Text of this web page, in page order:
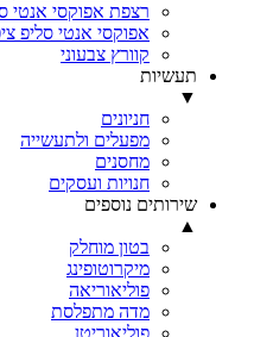
רצפת אפוקסי אנטי
אפוקסי אנטי סליפ
קוורץ צבעוני
תעשיות
▼
חניונים
מפעלים ולתעשייה
מחסנים
חנויות ועסקים
שירותים נוספים
▲
בטון מוחלק
מיקרוטופינג
פוליאוריאה
מדה מתפלסת
פוליאוריטן